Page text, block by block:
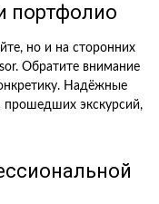
портфолио
но и на сторонних
Обратите внимание
Надёжные
экскурсий,